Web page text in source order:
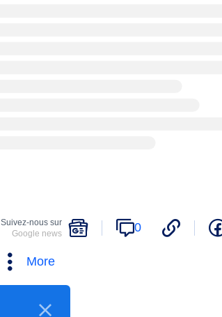
Suivez-nous sur
Google news
0
More